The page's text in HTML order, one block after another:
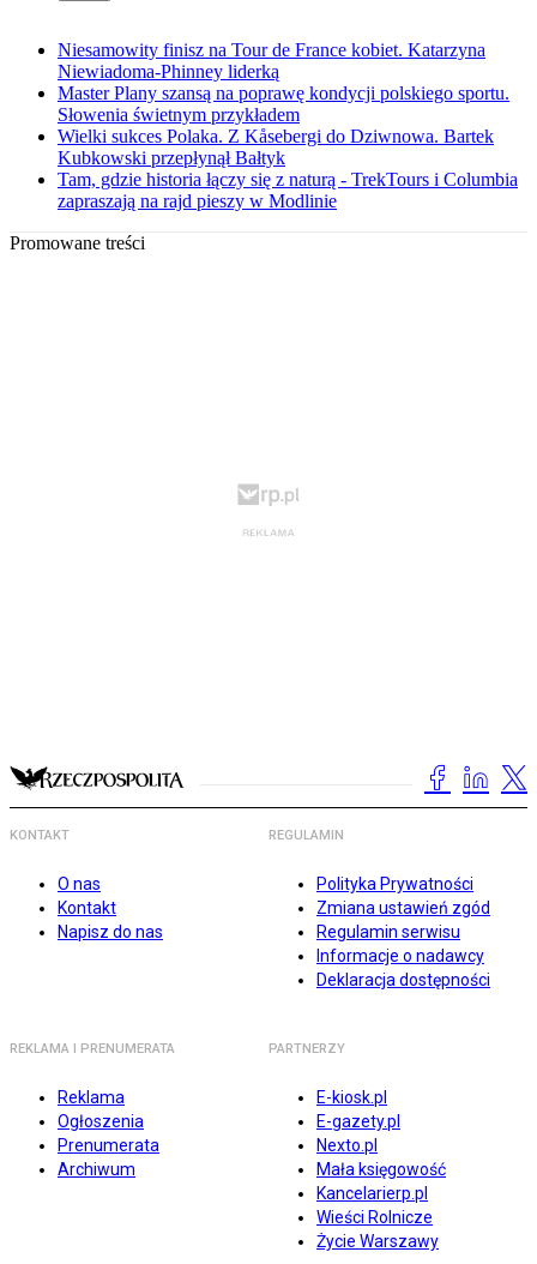
Niesamowity finisz na Tour de France kobiet. Katarzyna
Niewiadoma-Phinney liderką
Master Plany szansą na poprawę kondycji polskiego sportu.
Słowenia świetnym przykładem
Wielki sukces Polaka. Z Kåsebergi do Dziwnowa. Bartek
Kubkowski przepłynął Bałtyk
Tam, gdzie historia łączy się z naturą - TrekTours i Columbia
zapraszają na rajd pieszy w Modlinie
Promowane treści
KONTAKT
O nas
Kontakt
Napisz do nas
REGULAMIN
Polityka Prywatności
Zmiana ustawień zgód
Regulamin serwisu
Informacje o nadawcy
Deklaracja dostępności
REKLAMA I PRENUMERATA
Reklama
Ogłoszenia
Prenumerata
Archiwum
PARTNERZY
E-kiosk.pl
E-gazety.pl
Nexto.pl
Mała księgowość
Kancelarierp.pl
Wieści Rolnicze
Życie Warszawy